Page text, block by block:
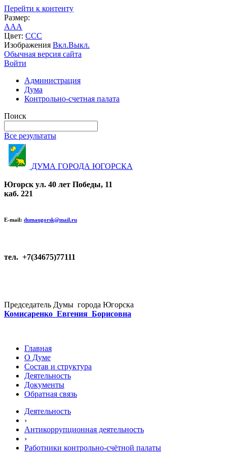
Перейти к контенту
Размер:
AAA
Цвет: CCC
Изображения Вкл.Выкл.
Обычная версия сайта
Войти
Администрация
Дума
Контрольно-счетная палата
Поиск
Все результаты
ДУМА ГОРОДА ЮГОРСКА
Югорск ул. 40 лет Победы, 11
каб. 221
E-mail: dumaugorsk@mail.ru
тел. +7(34675)77111
Председатель Думы города Югорска
Комисаренко Евгения Борисовна
Главная
О Думе
Состав и структура
Деятельность
Документы
Обратная связь
Деятельность
›
Антикоррупционная деятельность
›
Работники контрольно-счётной палаты